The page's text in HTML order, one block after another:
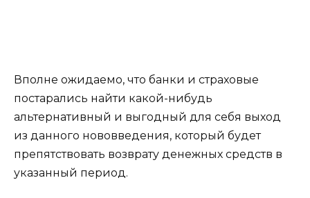
Вполне ожидаемо, что банки и страховые
постарались найти какой-нибудь
альтернативный и выгодный для себя выход
из данного нововведения, который будет
препятствовать возврату денежных средств в
указанный период.